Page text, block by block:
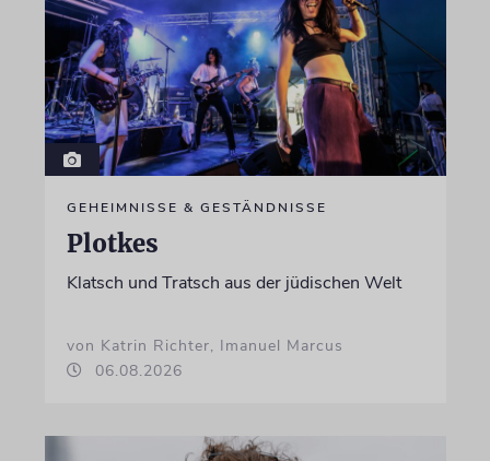
GEHEIMNISSE & GESTÄNDNISSE
Plotkes
Klatsch und Tratsch aus der jüdischen Welt
von Katrin Richter, Imanuel Marcus
06.08.2026